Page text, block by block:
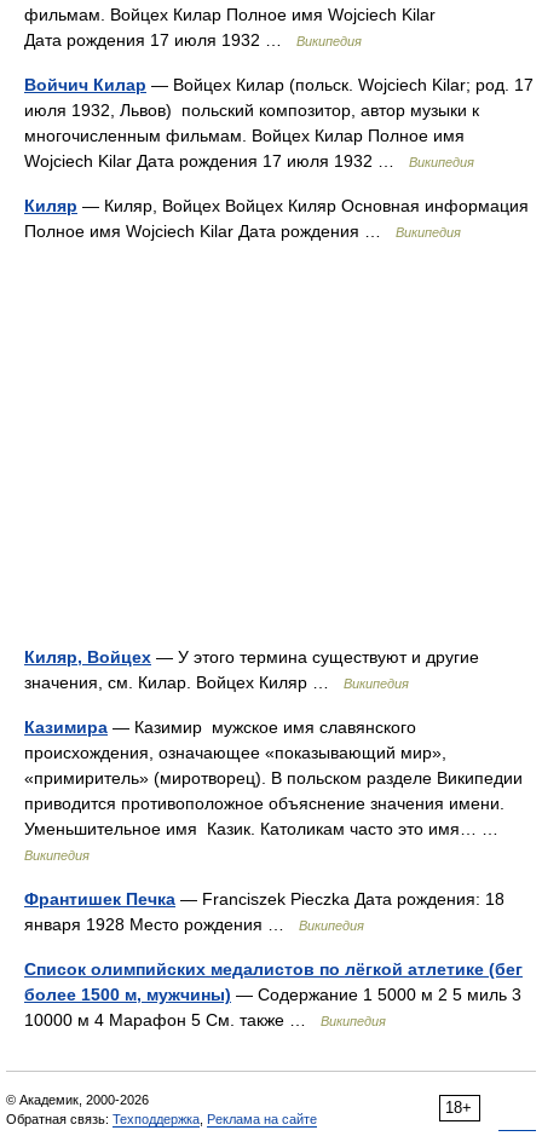
фильмам. Войцех Килар Полное имя Wojciech Kilar
Дата рождения 17 июля 1932 …
Википедия
Войчич Килар — Войцех Килар (польск. Wojciech Kilar; род. 17
июля 1932, Львов) польский композитор, автор музыки к
многочисленным фильмам. Войцех Килар Полное имя
Wojciech Kilar Дата рождения 17 июля 1932 …
Википедия
Киляр — Киляр, Войцех Войцех Киляр Основная информация
Полное имя Wojciech Kilar Дата рождения …
Википедия
Киляр, Войцех — У этого термина существуют и другие
значения, см. Килар. Войцех Киляр …
Википедия
Казимира — Казимир мужское имя славянского
происхождения, означающее «показывающий мир»,
«примиритель» (миротворец). В польском разделе Википедии
приводится противоположное объяснение значения имени.
Уменьшительное имя Казик. Католикам часто это имя… …
Википедия
Франтишек Печка — Franciszek Pieczka Дата рождения: 18
января 1928 Место рождения …
Википедия
Список олимпийских медалистов по лёгкой атлетике (бег
более 1500 м, мужчины) — Содержание 1 5000 м 2 5 миль 3
10000 м 4 Марафон 5 См. также …
Википедия
18+
© Академик, 2000-2026
Обратная связь: Техподдержка Реклама на сайте